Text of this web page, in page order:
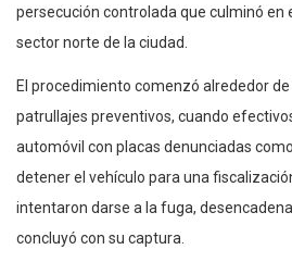
persecución controlada que culminó en
sector norte de la ciudad.
El procedimiento comenzó alrededor
patrullajes preventivos, cuando
automóvil con placas denunciadas
detener el vehículo para una
intentaron darse a la fuga,
concluyó con su captura.